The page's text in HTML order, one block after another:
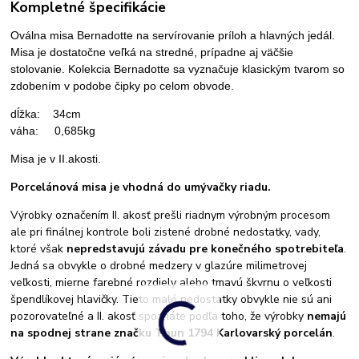
Kompletné špecifikácie
Oválna misa Bernadotte na servírovanie príloh a hlavných jedál.
Misa je dostatočne veľká na stredné, prípadne aj väčšie
stolovanie. Kolekcia Bernadotte sa vyznačuje klasickým tvarom so
zdobením v podobe čipky po celom obvode.
dĺžka: 34cm
váha: 0,685kg
Misa je v II.akosti.
Porcelánová misa je vhodná do umývačky riadu.
Výrobky označením II. akosť prešli riadnym výrobným procesom
ale pri finálnej kontrole boli zistené drobné nedostatky, vady,
ktoré však nepredstavujú závadu pre konečného spotrebiteľa.
Jedná sa obvykle o drobné medzery v glazúre milimetrovej
veľkosti, mierne farebné rozdiely alebo tmavú škvrnu o veľkosti
špendlíkovej hlavičky. Tieto malé nedostatky obvykle nie sú ani
pozorovateľné a II. akosť spoznáte podľa toho, že výrobky nemajú
na spodnej strane značku Thun 1794 Karlovarský porcelán.